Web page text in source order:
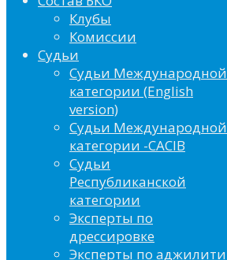
Клубы
Комиссии
Судьи
Судьи Международной
категории (English
version)
Судьи Международной
категории -CACIB
Судьи
Республиканской
категории
Эксперты по
дрессировке
Эксперты по аджилити